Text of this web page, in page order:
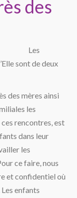
des
Les
sont de deux
des mères ainsi
les
rencontres, est
dans leur
les
ce faire, nous
et confidentiel où
enfants